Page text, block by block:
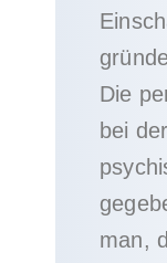
Die
bei
man,